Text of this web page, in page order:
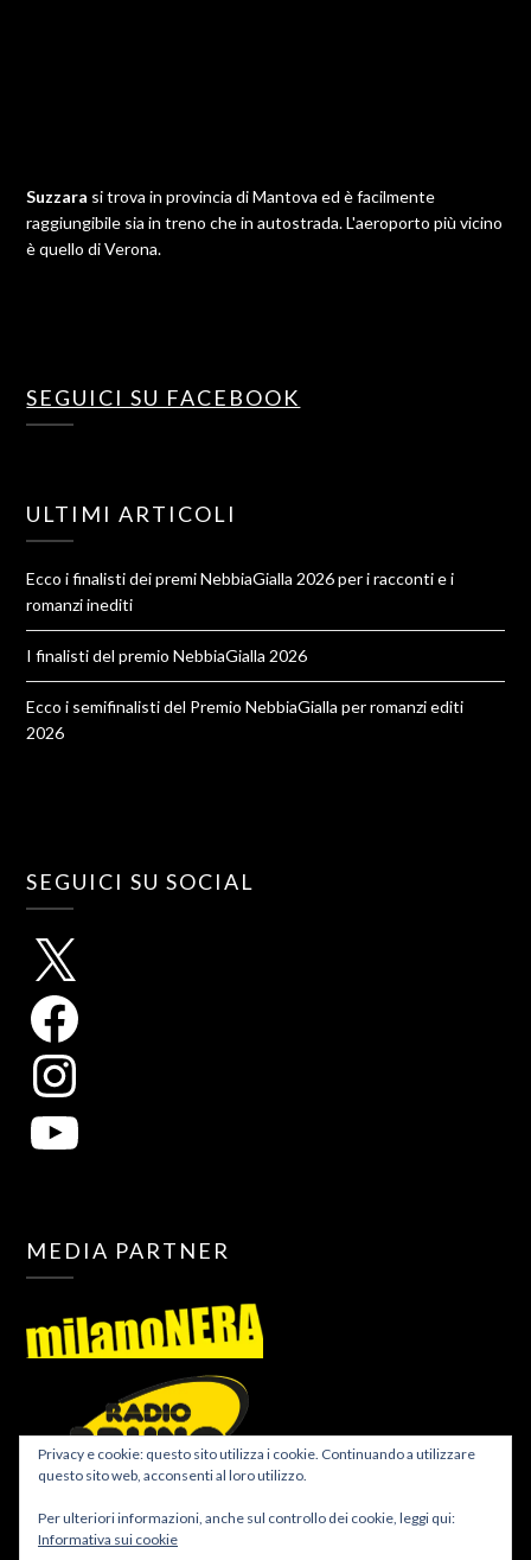
Suzzara si trova in provincia di Mantova ed è facilmente
raggiungibile sia in treno che in autostrada. L'aeroporto più vicino
è quello di Verona.
SEGUICI SU FACEBOOK
ULTIMI ARTICOLI
Ecco i finalisti dei premi NebbiaGialla 2026 per i racconti e i
romanzi inediti
I finalisti del premio NebbiaGialla 2026
Ecco i semifinalisti del Premio NebbiaGialla per romanzi editi
2026
SEGUICI SU SOCIAL
MEDIA PARTNER
Privacy e cookie: questo sito utilizza i cookie. Continuando a utilizzare
questo sito web, acconsenti al loro utilizzo.
Per ulteriori informazioni, anche sul controllo dei cookie, leggi qui:
Informativa sui cookie